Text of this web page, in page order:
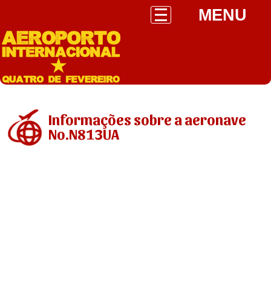
MENU
Informações sobre a aeronave
No.N813UA